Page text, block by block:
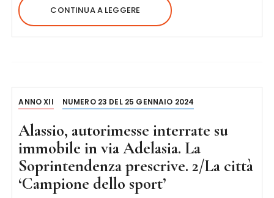
CONTINUA A LEGGERE
ANNO XII NUMERO 23 DEL 25 GENNAIO 2024
Alassio, autorimesse interrate su
immobile in via Adelasia. La
Soprintendenza prescrive. 2/La città
‘Campione dello sport’